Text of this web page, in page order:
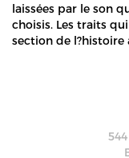
laissées par le son
choisis. Les traits
section de